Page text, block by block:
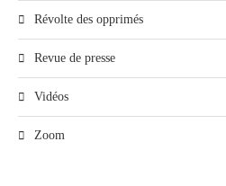
Révolte des opprimés
Revue de presse
Vidéos
Zoom